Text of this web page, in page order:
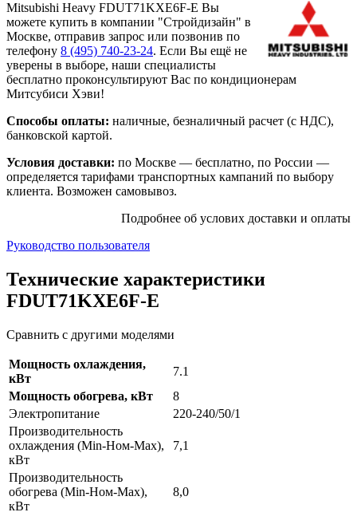
Mitsubishi Heavy FDUT71KXE6F-E Вы
можете купить в компании "Стройдизайн" в
Москве, отправив запрос или позвонив по
телефону 8 (495) 740-23-24. Если Вы ещё не
уверены в выборе, наши специалисты
бесплатно проконсультируют Вас по кондиционерам
Митсубиси Хэви!
Способы оплаты: наличные, безналичный расчет (с НДС),
банковской картой.
Условия доставки: по Москве — бесплатно, по России —
определяется тарифами транспортных кампаний по выбору
клиента. Возможен самовывоз.
Подробнее об услових доставки и оплаты
Руководство пользователя
Технические характеристики
FDUT71KXE6F-E
Сравнить с другими моделями
Мощность охлаждения,
кВт
7.1
Мощность обогрева, кВт
8
Электропитание
220-240/50/1
Производительность
охлаждения (Min-Ном-Max),
кВт
7,1
Производительность
обогрева (Min-Ном-Max),
кВт
8,0